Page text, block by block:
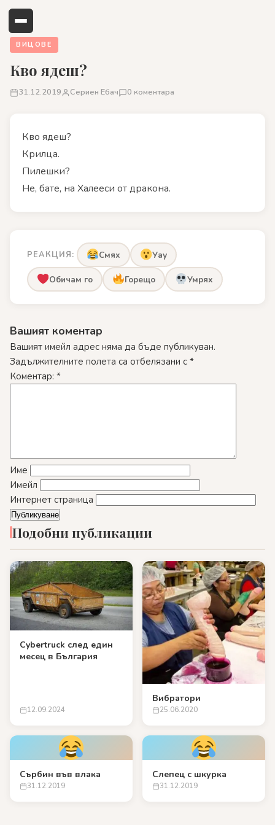
ВИЦОВЕ
Кво ядеш?
31.12.2019 Сериен Ебач 0 коментара
Кво ядеш?
Крилца.
Пилешки?
Не, бате, на Халееси от дракона.
РЕАКЦИЯ: Смях Уау
Обичам го Горещо Умрях
Вашият коментар
Вашият имейл адрес няма да бъде публикуван.
Задължителните полета са отбелязани с *
Коментар: *
Име
Имейл
Интернет страница
Подобни публикации
Cybertruck след един
месец в България
12.09.2024
Вибратори
25.06.2020
Сърбин във влака
31.12.2019
Слепец с шкурка
31.12.2019